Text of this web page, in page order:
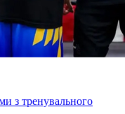
з тренувального